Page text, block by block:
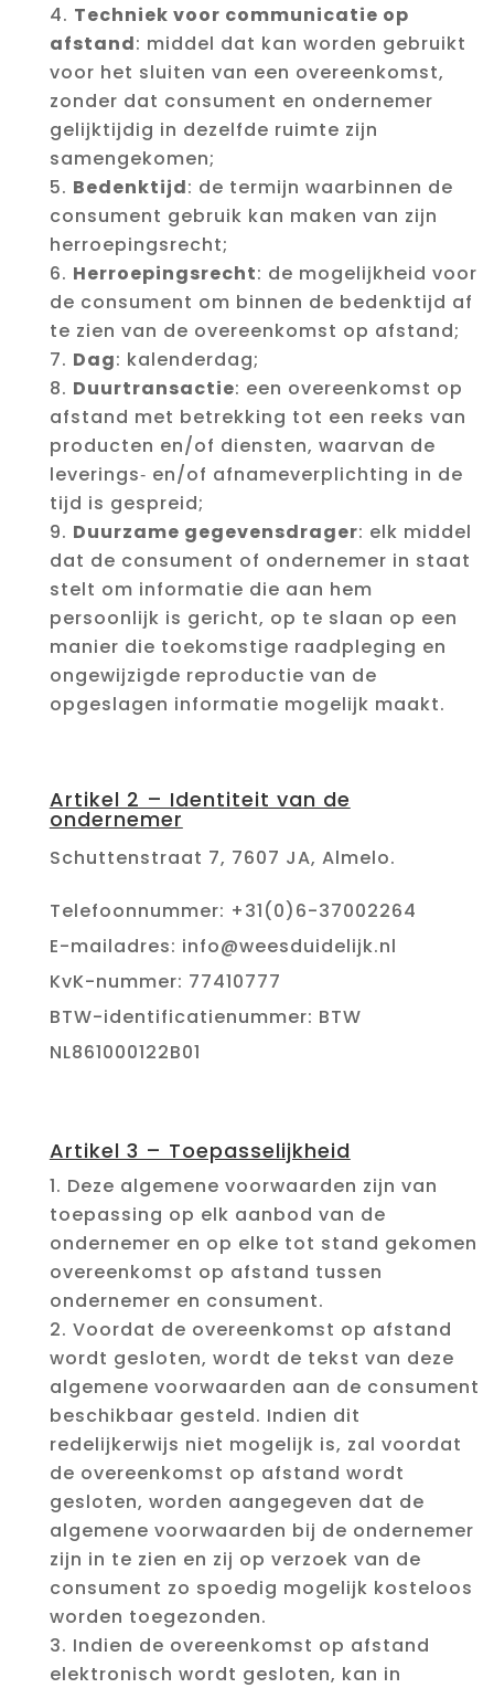
Techniek voor communicatie op
afstand: middel dat kan worden gebruikt
voor het sluiten van een overeenkomst,
zonder dat consument en ondernemer
gelijktijdig in dezelfde ruimte zijn
samengekomen;
Bedenktijd: de termijn waarbinnen de
consument gebruik kan maken van zijn
herroepingsrecht;
Herroepingsrecht: de mogelijkheid voor
de consument om binnen de bedenktijd af
te zien van de overeenkomst op afstand;
Dag: kalenderdag;
Duurtransactie: een overeenkomst op
afstand met betrekking tot een reeks van
producten en/of diensten, waarvan de
leverings‑ en/of afnameverplichting in de
tijd is gespreid;
Duurzame gegevensdrager: elk middel
dat de consument of ondernemer in staat
stelt om informatie die aan hem
persoonlijk is gericht, op te slaan op een
manier die toekomstige raadpleging en
ongewijzigde reproductie van de
opgeslagen informatie mogelijk maakt.
Artikel 2 – Identiteit van de
ondernemer
Schuttenstraat 7, 7607 JA, Almelo.
Telefoonnummer: +31(0)6-37002264
E-mailadres: info@weesduidelijk.nl
KvK-nummer: 77410777
BTW-identificatienummer: BTW
NL861000122B01
Artikel 3 – Toepasselijkheid
Deze algemene voorwaarden zijn van
toepassing op elk aanbod van de
ondernemer en op elke tot stand gekomen
overeenkomst op afstand tussen
ondernemer en consument.
Voordat de overeenkomst op afstand
wordt gesloten, wordt de tekst van deze
algemene voorwaarden aan de consument
beschikbaar gesteld. Indien dit
redelijkerwijs niet mogelijk is, zal voordat
de overeenkomst op afstand wordt
gesloten, worden aangegeven dat de
algemene voorwaarden bij de ondernemer
zijn in te zien en zij op verzoek van de
consument zo spoedig mogelijk kosteloos
worden toegezonden.
Indien de overeenkomst op afstand
elektronisch wordt gesloten, kan in